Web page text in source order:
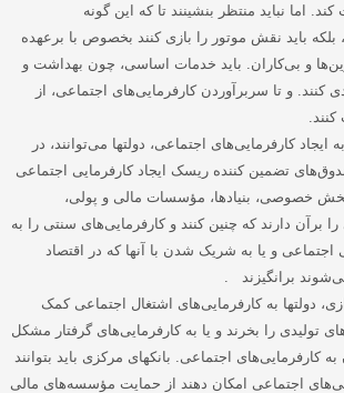
اما نباید منتظر بنشینند تا که این گونه
بلکه باید نقش موتور را بازی کنند بخصوص با برعهده
و بی‌کاران. باید خدمات اساسی، چون بهداشت و
و تا سربرآوردن کارفرمایی‌های اجتماعی، از
کارفرمایی‌های اجتماعی، دولتها می‌توانند، در
تضمین کننده ریسک ایجاد کارفرمایی اجتماعی
بخش خصوصی، بنیادها، مؤسسات مالی و پولی،
برآن دارند که چنین کنند و کارفرمایی‌های سنتی را به
اجتماعی و یا به شریک شدن با آنها که در اقتصاد
برانگیزند
دولتها به کارفرمایی‌های اشتغال اجتماعی کمک
تولیدی را بخرند و یا به کارفرمایی‌های گرفتار مشکل
کارفرمایی‌های اجتماعی. بانکهای مرکزی باید بتوانند
اجتماعی امکان دهند از حمایت مؤسسه‌های مالی